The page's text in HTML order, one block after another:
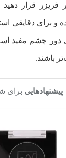
فریزر قرار
و برای دقایقی
دور چشم مفید
باشند.
پیشنهادهایی برای